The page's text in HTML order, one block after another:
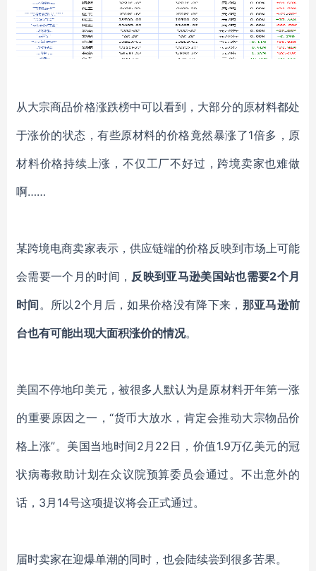
从大宗商品价格涨跌榜中可以看到，大部分的原材料都处
于涨价的状态，有些原材料的价格竟然暴涨了1倍多，原
材料价格持续上涨，不仅工厂不好过，跨境卖家也难做
啊……
某跨境电商卖家表示，供应链端的价格反映到市场上可能
会需要一个月的时间， 反映到亚马逊美国站也需要2个月
时间。所以2个月后，如果价格没有降下来， 那亚马逊前
台也有可能出现大面积涨价的情况。
美国不停地印美元，被很多人默认为是原材料开年第一涨
的重要原因之一， “货币大放水，肯定会推动大宗物品价
格上涨”。美国当地时间2月22日，价值1.9万亿美元的冠
状病毒救助计划在众议院预算委员会通过。不出意外的
话，3月14号这项提议将会正式通过。
届时卖家在迎爆单潮的同时，也会陆续尝到很多苦果。